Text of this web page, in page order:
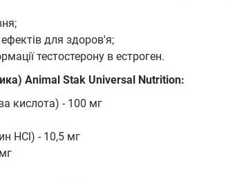
ефектів для здоров'я;
тестостерону в естроген.
Animal Stak Universal Nutrition:
кислота) - 100 мг
HCl) - 10,5 мг